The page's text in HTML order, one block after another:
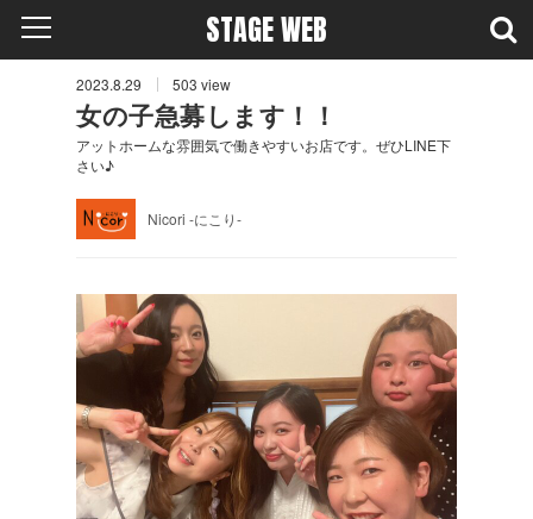
STAGE WEB
2023.8.29 503 view
女の子急募します！！
アットホームな雰囲気で働きやすいお店です。ぜひLINE下
さい♪
Nicori -にこり-